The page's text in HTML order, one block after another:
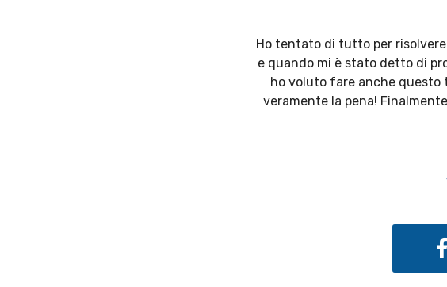
Ho tentato di tutto per
e quando mi è stato detto di
ho voluto fare anche questo
veramente la pena!